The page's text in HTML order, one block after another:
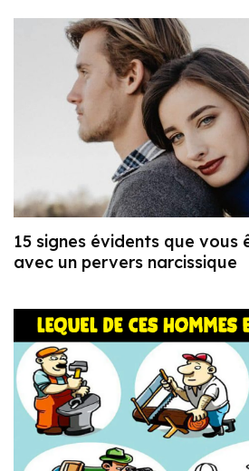
15 signes évidents que vous
avec un pervers narcissique